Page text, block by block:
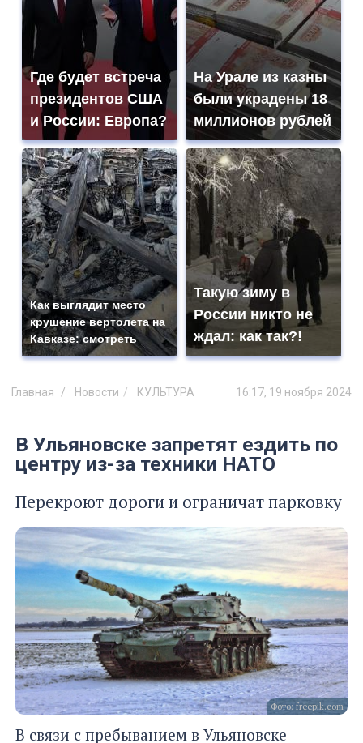
Где будет встреча
президентов США
и России: Европа?
На Урале из казны
были украдены 18
миллионов рублей
Как выглядит место
крушение вертолета на
Кавказе: смотреть
Такую зиму в
России никто не
ждал: как так?!
Главная Новости КУЛЬТУРА 16:17, 19 ноября 2024
В Ульяновске запретят ездить по
центру из-за техники НАТО
Перекроют дороги и ограничат парковку
Фото: freepik.com
В связи с пребыванием в Ульяновске